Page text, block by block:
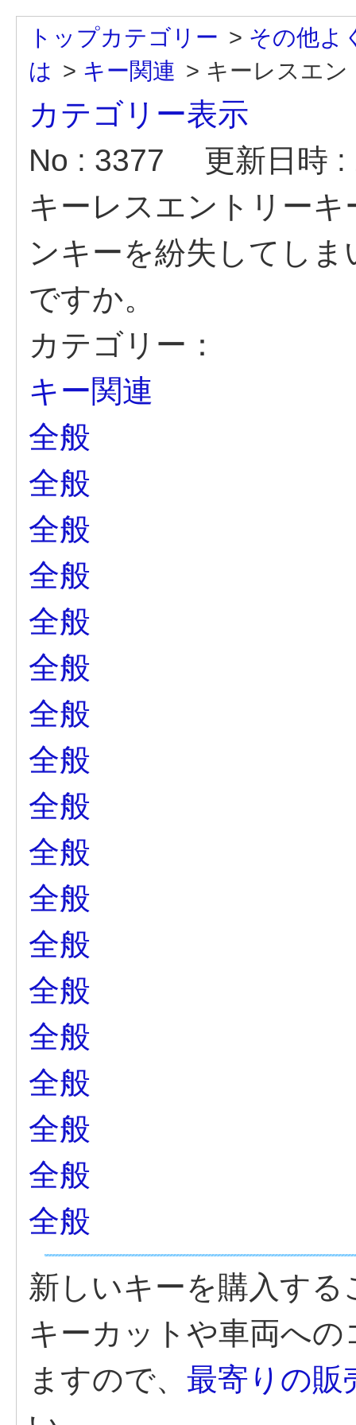
トップカテゴリー > その他よ
は > キー関連 > キーレスエ
カテゴリー表示
No : 3377
更新日時
キーレスエントリー
ンキーを紛失してし
ですか。
カテゴリー：
キー関連
全般
全般
全般
全般
全般
全般
全般
全般
全般
全般
全般
全般
全般
全般
全般
全般
全般
全般
新しいキーを購入す
キーカットや車両へ
ますので、 最寄りの販